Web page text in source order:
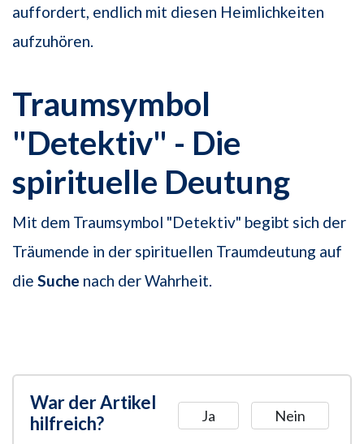
auffordert, endlich mit diesen Heimlichkeiten
aufzuhören.
Traumsymbol
"Detektiv" - Die
spirituelle Deutung
Mit dem Traumsymbol "Detektiv" begibt sich der
Träumende in der spirituellen Traumdeutung auf
die Suche nach der Wahrheit.
War der Artikel
hilfreich?
Ja Nein